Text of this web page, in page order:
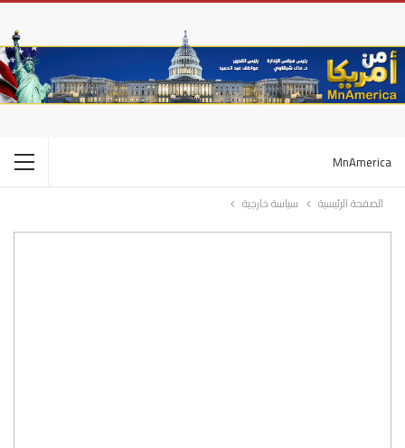
MnAmerica
الصفحة الرئيسية سياسة خارجية